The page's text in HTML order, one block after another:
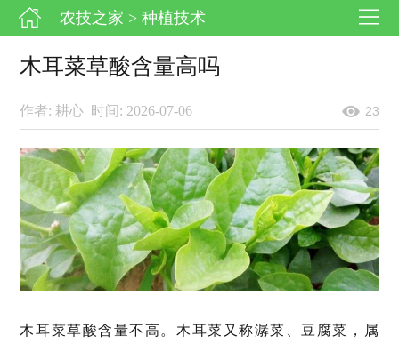
农技之家 > 种植技术
木耳菜草酸含量高吗
作者: 耕心 时间: 2026-07-06 23
木耳菜草酸含量不高。木耳菜又称潺菜、豆腐菜，属